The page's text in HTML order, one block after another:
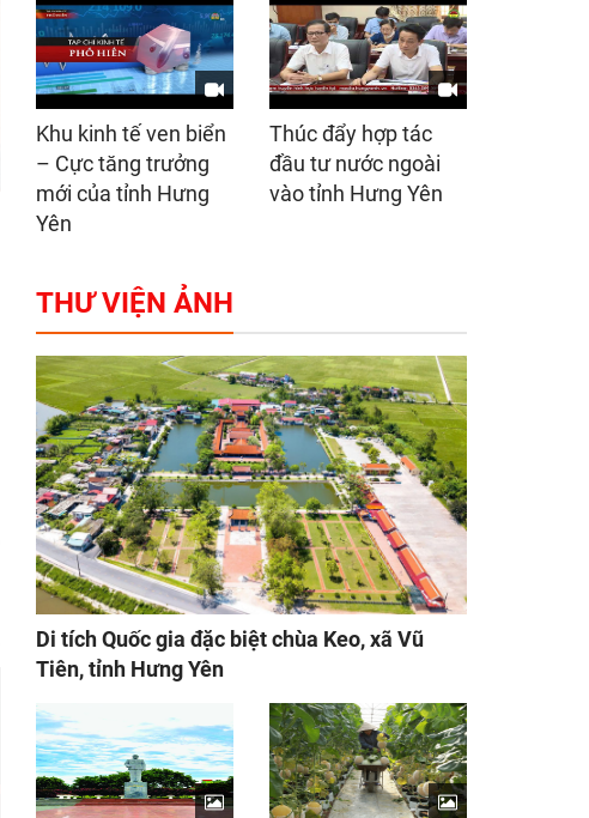
Khu kinh tế ven biển
– Cực tăng trưởng
mới của tỉnh Hưng
Yên
Thúc đẩy hợp tác
đầu tư nước ngoài
vào tỉnh Hưng Yên
THƯ VIỆN ẢNH
Di tích Quốc gia đặc biệt chùa Keo, xã Vũ
Tiên, tỉnh Hưng Yên